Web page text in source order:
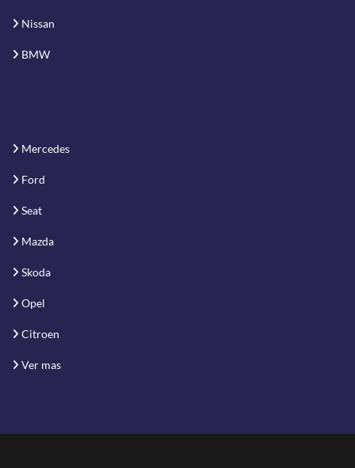
Nissan
BMW
Mercedes
Ford
Seat
Mazda
Skoda
Opel
Citroen
Ver mas